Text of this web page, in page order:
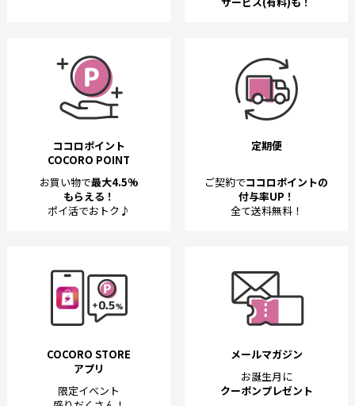
ココロポイント
COCORO POINT
お買い物で最大4.5%
もらえる！
ポイ活でおトク♪
定期便
ご契約でココロポイントの
付与率UP！
全て送料無料！
COCORO STORE
アプリ
限定イベント
メールマガジン
お誕生月に
クーポンプレゼント